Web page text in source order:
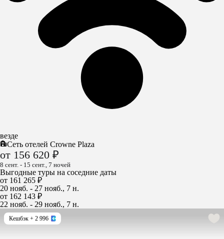
везде
Сеть отелей Crowne Plaza
от 156 620 ₽
8 сент. - 15 сент., 7 ночей
Выгодные туры на соседние даты
от 161 265 ₽
20 нояб. - 27 нояб., 7 н.
от 162 143 ₽
22 нояб. - 29 нояб., 7 н.
Кешбэк + 2 996